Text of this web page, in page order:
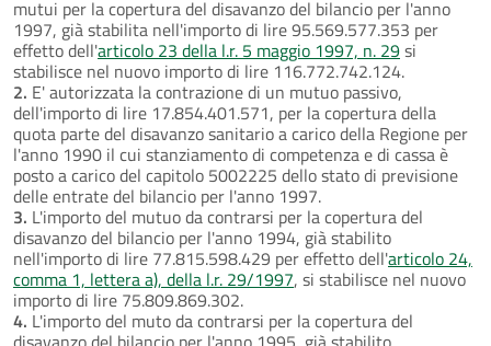
mutui per la copertura del disavanzo del bilancio per l'anno
1997, già stabilita nell'importo di lire 95.569.577.353 per
effetto dell'articolo 23 della l.r. 5 maggio 1997, n. 29si
stabilisce nel nuovo importo di lire 116.772.742.124.
2. E' autorizzata la contrazione di un mutuo passivo,
dell'importo di lire 17.854.401.571, per la copertura della
quota parte del disavanzo sanitario a carico della Regione per
l'anno 1990 il cui stanziamento di competenza e di cassa è
posto a carico del capitolo 5002225 dello stato di previsione
delle entrate del bilancio per l'anno 1997.
3. L'importo del mutuo da contrarsi per la copertura del
disavanzo del bilancio per l'anno 1994, già stabilito
nell'importo di lire 77.815.598.429 per effetto dell'articolo 24,
comma 1, lettera a), della l.r. 29/1997, si stabilisce nel nuovo
importo di lire 75.809.869.302.
4. L'importo del muto da contrarsi per la copertura del